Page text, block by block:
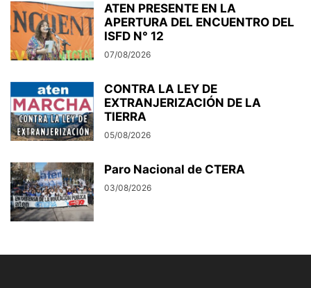
ATEN PRESENTE EN LA
APERTURA DEL ENCUENTRO DEL
ISFD N° 12
07/08/2026
CONTRA LA LEY DE
EXTRANJERIZACIÓN DE LA
TIERRA
05/08/2026
Paro Nacional de CTERA
03/08/2026